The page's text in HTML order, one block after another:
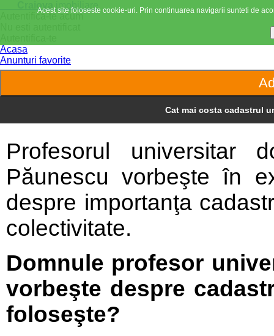
Craiova
imobiliare
Autentifica-te acum
Acasa
Anunturi favorite
Cat mai costa cadastrul
Profesorul universitar
Păunescu vorbeşte în
despre importanţa
colectivitate.
Domnule profesor
vorbeşte despre
foloseşte?
Acest site foloseste cookie-uri. Prin continuarea navigarii sunteti de